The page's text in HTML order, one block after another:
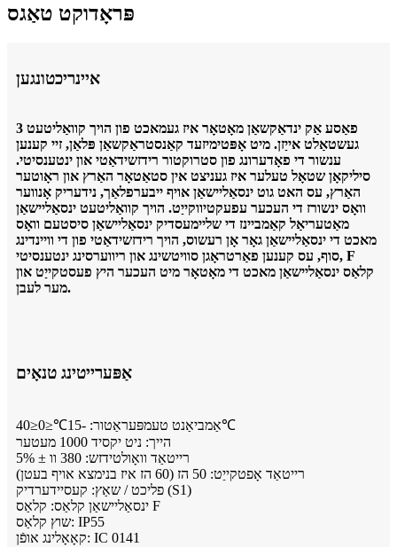
פּראָדוקט טאַגס
איינריכטונגען
3 פאַסע אַק ינדאַקשאַן מאָטאָר איז געמאכט פון הויך קוואַליטעט
געשטאַלט אייַזן. מיט אָפּטימיזעד קאַנסטראַקשאַן פּלאַן, זיי קענען
ענשור די פאָדערונג פון סטרוקטור רידזשידאַטי און ינטענסיטי.
סיליקאָן שטאָל טעלער איז געניצט אין סטאַטאָר האַרץ און ראָוטער
האַרץ, עס האט גוט ינסאַליישאַן אויף ייבערפלאַך, נידעריק אָנווער
וואָס ינשורז די העכער עפעקטיווקייַט. הויך קוואַליטעט ינסאַליישאַן
מאַטעריאַל קאַמביינז די שליימעסדיק ינסאַליישאַן סיסטעם וואָס
מאכט די ינסאַליישאַן גאָר אָן רעשוס, הויך רידזשידאַטי פון די וויינדינג
סוף, עס קענען פאַרטראָגן סוויטשינג און ריווערסינג ינטענסיטי, F
קלאַס ינסאַליישאַן מאכט די מאָטאָר מיט העכער היץ פעסטקייַט און
מער לעבן.
אַפּערייטינג טנאָים
אַמביאַנט טעמפּעראַטור: -15℃≤0≤40℃
הייך: ניט יקסיד 1000 מעטער
רייטאַד וואָולטידזש: 380 וו ± 5%
רייטאַד אָפטקייַט: 50 הז (60 הז איז בנימצא אויף בעטן)
פליכט / שאַץ: קעסיידערדיק (S1)
ינסאַליישאַן קלאַס: קלאַס F
שוץ קלאַס: IP55
קאָאָלינג אופֿן: IC 0141